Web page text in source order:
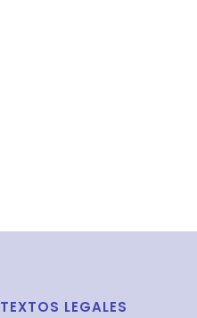
TEXTOS LEGALES